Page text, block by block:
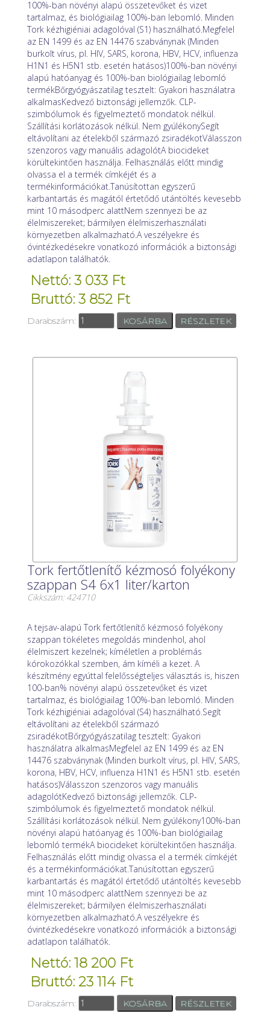
100%-ban növényi alapú összetevőket és vizet
tartalmaz, és biológiailag 100%-ban lebomló. Minden
Tork kézhigiéniai adagolóval (S1) használható.Megfelel
az EN 1499 és az EN 14476 szabványnak (Minden
burkolt vírus, pl. HIV, SARS, korona, HBV, HCV, influenza
H1N1 és H5N1 stb. esetén hatásos)100%-ban növényi
alapú hatóanyag és 100%-ban biológiailag lebomló
termékBőrgyógyászatilag tesztelt: Gyakori használatra
alkalmasKedvező biztonsági jellemzők. CLP-
szimbólumok és figyelmeztető mondatok nélkül.
Szállítási korlátozások nélkül. Nem gyúlékonySegít
eltávolítani az ételekből származó zsiradékotVálasszon
szenzoros vagy manuális adagolótA biocideket
körültekintően használja. Felhasználás előtt mindig
olvassa el a termék címkéjét és a
termékinformációkat.Tanúsítottan egyszerű
karbantartás és magától értetődő utántöltés kevesebb
mint 10 másodperc alattNem szennyezi be az
élelmiszereket; bármilyen élelmiszerhasználati
környezetben alkalmazható.A veszélyekre és
óvintézkedésekre vonatkozó információk a biztonsági
adatlapon találhatók.
Nettó: 3 033 Ft
Bruttó: 3 852 Ft
Darabszám: RÉSZLETEK
Tork fertőtlenítő kézmosó folyékony
szappan S4 6x1 liter/karton
Cikkszám: 424710
A tejsav-alapú Tork fertőtlenítő kézmosó folyékony
szappan tökéletes megoldás mindenhol, ahol
élelmiszert kezelnek; kíméletlen a problémás
kórokozókkal szemben, ám kíméli a kezet. A
készítmény egyúttal felelősségteljes választás is, hiszen
100-ban% növényi alapú összetevőket és vizet
tartalmaz, és biológiailag 100%-ban lebomló. Minden
Tork kézhigiéniai adagolóval (S4) használható.Segít
eltávolítani az ételekből származó
zsiradékotBőrgyógyászatilag tesztelt: Gyakori
használatra alkalmasMegfelel az EN 1499 és az EN
14476 szabványnak (Minden burkolt vírus, pl. HIV, SARS,
korona, HBV, HCV, influenza H1N1 és H5N1 stb. esetén
hatásos)Válasszon szenzoros vagy manuális
adagolótKedvező biztonsági jellemzők. CLP-
szimbólumok és figyelmeztető mondatok nélkül.
Szállítási korlátozások nélkül. Nem gyúlékony100%-ban
növényi alapú hatóanyag és 100%-ban biológiailag
lebomló termékA biocideket körültekintően használja.
Felhasználás előtt mindig olvassa el a termék címkéjét
és a termékinformációkat.Tanúsítottan egyszerű
karbantartás és magától értetődő utántöltés kevesebb
mint 10 másodperc alattNem szennyezi be az
élelmiszereket; bármilyen élelmiszerhasználati
környezetben alkalmazható.A veszélyekre és
óvintézkedésekre vonatkozó információk a biztonsági
adatlapon találhatók.
Nettó: 18 200 Ft
Bruttó: 23 114 Ft
Darabszám: RÉSZLETEK